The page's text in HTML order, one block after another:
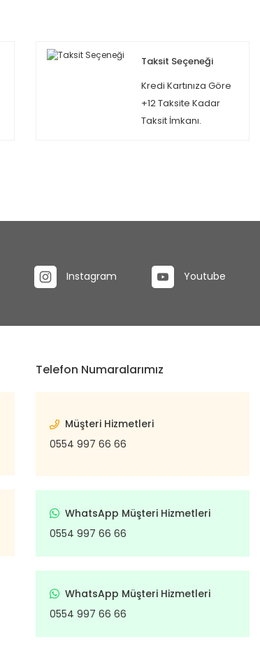
Taksit Seçeneği
Kredi Kartınıza Göre
+12 Taksite Kadar
Taksit İmkanı.
Instagram Youtube
Telefon Numaralarımız
Müşteri Hizmetleri
0554 997 66 66
WhatsApp Müşteri Hizmetleri
0554 997 66 66
WhatsApp Müşteri Hizmetleri
0554 997 66 66